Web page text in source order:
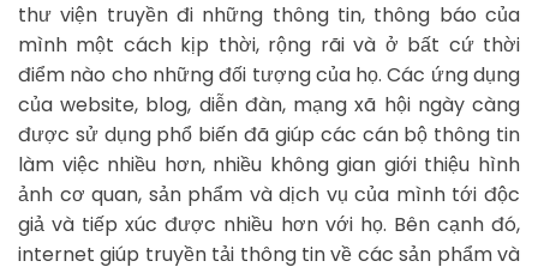
thư viện truyền đi những thông tin, thông báo của
mình một cách kịp thời, rộng rãi và ở bất cứ thời
điểm nào cho những đối tượng của họ. Các ứng dụng
của website, blog, diễn đàn, mạng xã hội ngày càng
được sử dụng phổ biến đã giúp các cán bộ thông tin
làm việc nhiều hơn, nhiều không gian giới thiệu hình
ảnh cơ quan, sản phẩm và dịch vụ của mình tới độc
giả và tiếp xúc được nhiều hơn với họ. Bên cạnh đó,
internet giúp truyền tải thông tin về các sản phẩm và